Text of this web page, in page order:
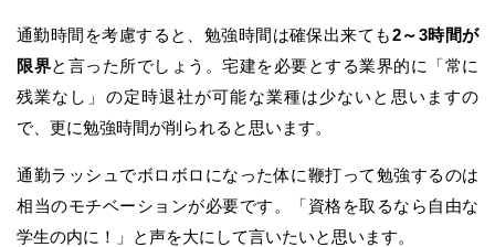
通勤時間を考慮すると、勉強時間は確保出来ても2～3時間が
限界と言った所でしょう。宅建を必要とする業界的に「常に
残業なし」の定時退社が可能な業種は少ないと思いますの
で、更に勉強時間が削られると思います。
通勤ラッシュでボロボロになった体に鞭打って勉強するのは
相当のモチベーションが必要です。「資格を取るなら自由な
学生の内に！」と声を大にして言いたいと思います。